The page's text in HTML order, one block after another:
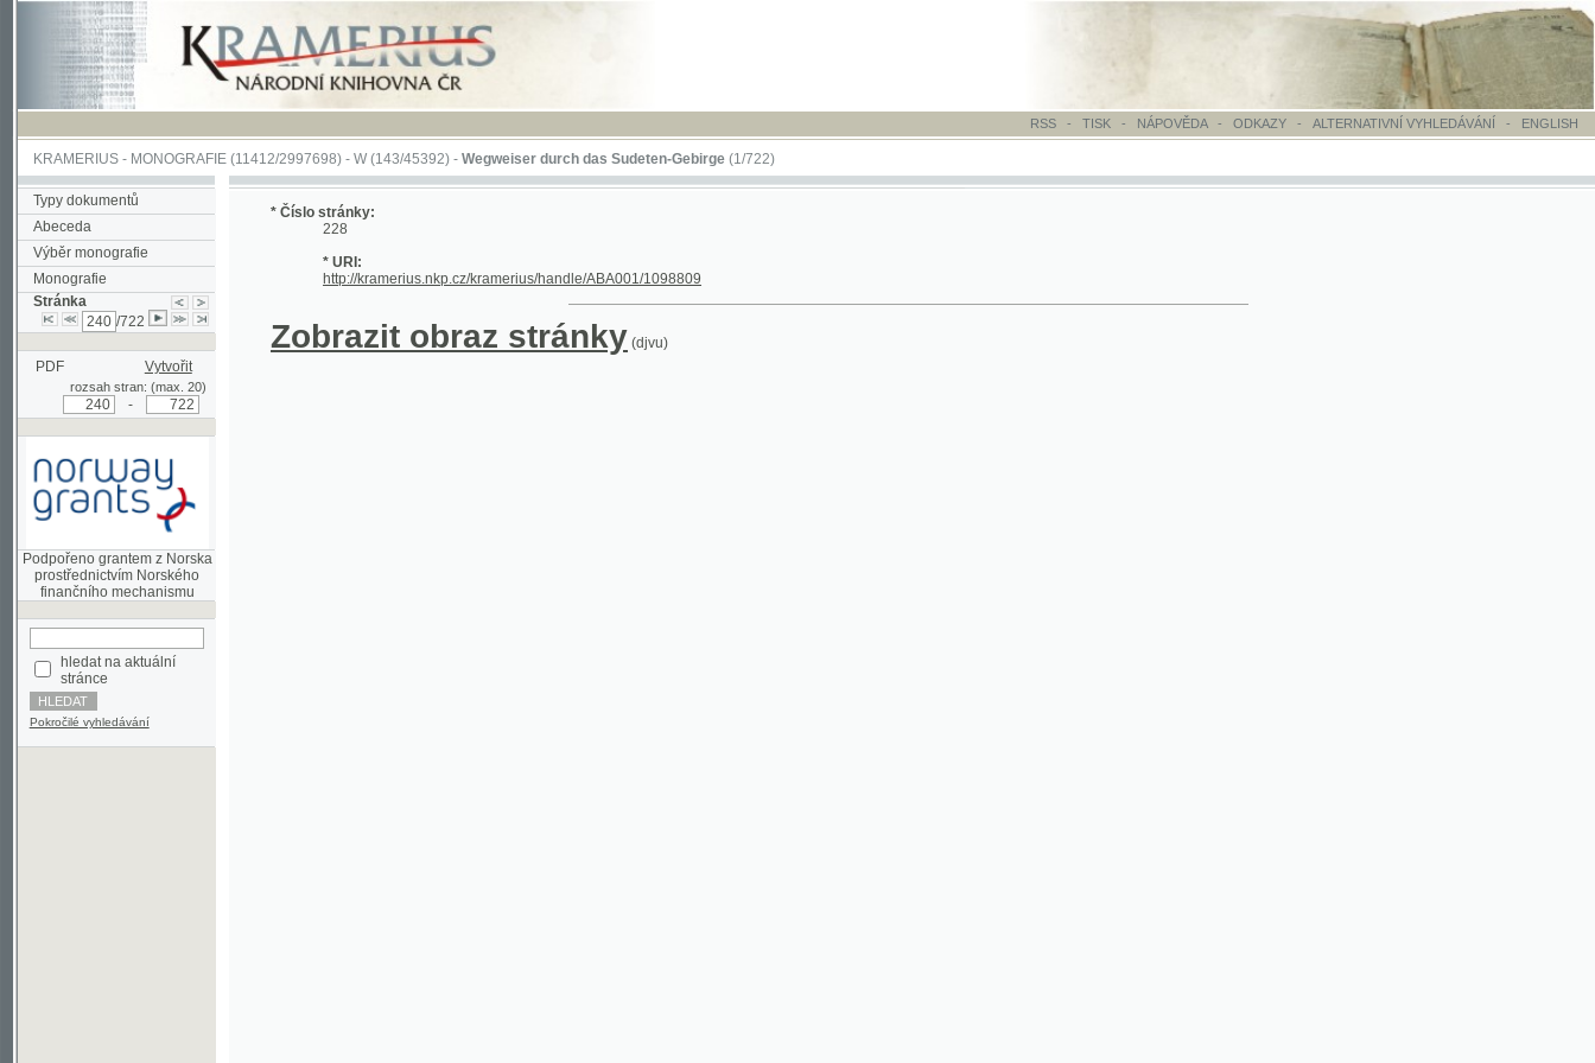
RSS - TISK-NÁPOVĚDA - ODKAZY - ALTERNATIVNÍ VYHLEDÁVÁNÍ- ENGLISH
KRAMERIUS-MONOGRAFIE(11412/2997698) -W (143/45392)-Wegweiser durch das Sudeten-Gebirge(1/722)
Typy dokumentů
Abeceda
Výběr monografie
Monografie
Stránka
/722
PDF Vytvořit
rozsah stran: (max. 20)
Podpořeno grantem z Norska
prostřednictvím Norského
hledat na aktuální
stránce
Pokročilé vyhledávání
* Číslo stránky:
228
* URI:
http://kramerius.nkp.cz/kramerius/handle/ABA001/1098809
Zobrazit obraz stránky